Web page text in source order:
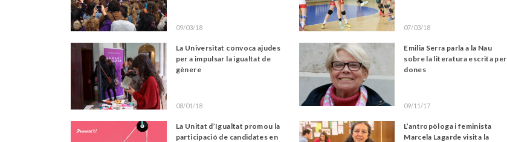
09/03/18 07/03/18
La Universitat convoca ajudes
per a impulsar la igualtat de
gènere
08/01/18
Emilia Serra parla a la Nau
sobre la literatura escrita per
dones
09/11/17
La Unitat d’Igualtat promou la
participació de candidates en
L’antropòloga i feminista
Marcela Lagarde visita la